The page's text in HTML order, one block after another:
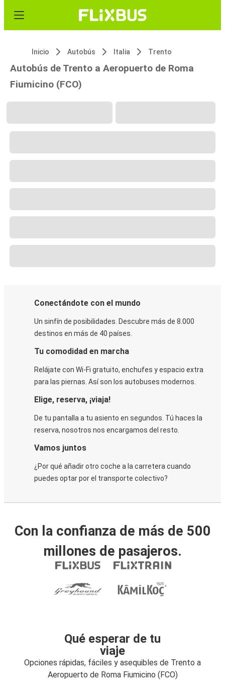
Inicio Autobús Italia Trento
Autobús de Trento a Aeropuerto de Roma
Fiumicino (FCO)
Conectándote con el mundo
Un sinfín de posibilidades. Descubre más de 8.000
destinos en más de 40 países.
Tu comodidad en marcha
Relájate con Wi-Fi gratuito, enchufes y espacio extra
para las piernas. Así son los autobuses modernos.
Elige, reserva, ¡viaja!
De tu pantalla a tu asiento en segundos. Tú haces la
reserva, nosotros nos encargamos del resto.
Vamos juntos
¿Por qué añadir otro coche a la carretera cuando
puedes optar por el transporte colectivo?
Con la confianza de más de 500
millones de pasajeros.
Qué esperar de tu
viaje
Opciones rápidas, fáciles y asequibles de Trento a
Aeropuerto de Roma Fiumicino (FCO)